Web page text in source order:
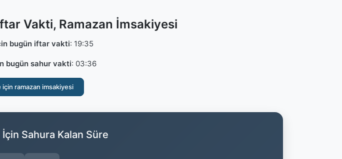
Vakti, Ramazan İmsakiyesi
bugün iftar vakti: 19:35
bugün sahur vakti: 03:36
ramazan imsakiyesi
Sahura Kalan Süre